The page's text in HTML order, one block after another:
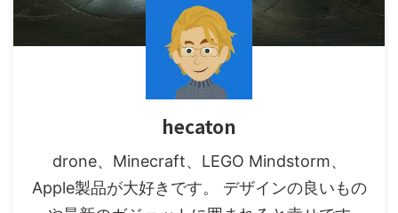
hecaton
drone、Minecraft、LEGO Mindstorm、
Apple製品が大好きです。 デザインの良いもの